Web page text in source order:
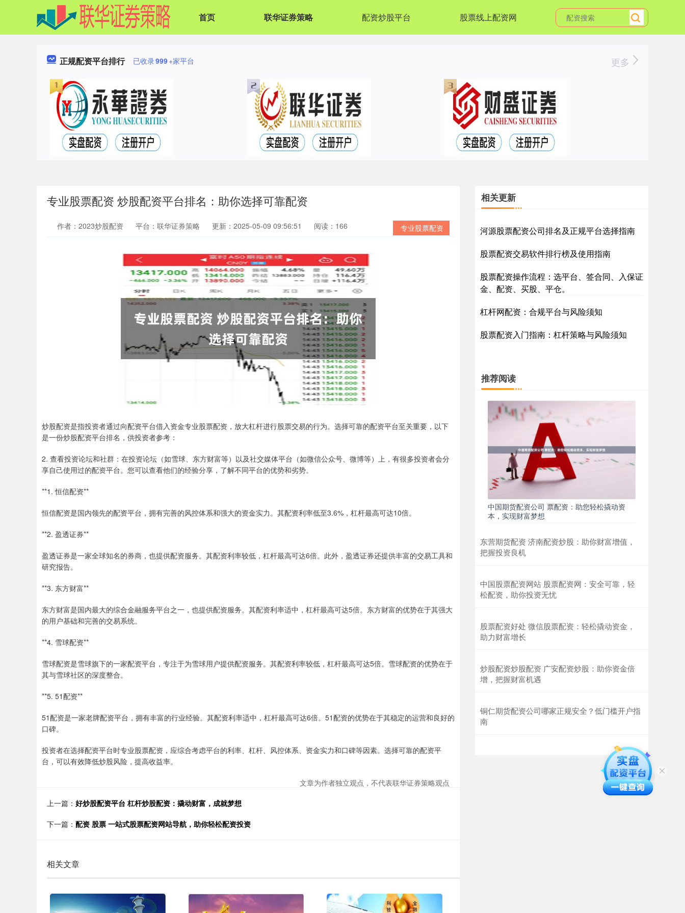
首页 联华证券策略 配资炒股平台 股票线上配资网
正规配资平台排行 已收录999+家平台 更多
专业股票配资 炒股配资平台排名：助你选择可靠配资
专业股票配资
作者：2023炒股配资 平台：联华证券策略 更新：2025-05-09 09:56:51 阅读：166
炒股配资是指投资者通过向配资平台借入资金专业股票配资，放大杠杆进行股票交易的行为。选择可靠的配资平台至关重要，以下
是一份炒股配资平台排名，供投资者参考：
2. 查看投资论坛和社群：在投资论坛（如雪球、东方财富等）以及社交媒体平台（如微信公众号、微博等）上，有很多投资者会分
享自己使用过的配资平台。您可以查看他们的经验分享，了解不同平台的优势和劣势。
**1. 恒信配资**
恒信配资是国内领先的配资平台，拥有完善的风控体系和强大的资金实力。其配资利率低至3.6%，杠杆最高可达10倍。
**2. 盈透证券**
盈透证券是一家全球知名的券商，也提供配资服务。其配资利率较低，杠杆最高可达6倍。此外，盈透证券还提供丰富的交易工具和
研究报告。
**3. 东方财富**
东方财富是国内最大的综合金融服务平台之一，也提供配资服务。其配资利率适中，杠杆最高可达5倍。东方财富的优势在于其强大
的用户基础和完善的交易系统。
**4. 雪球配资**
雪球配资是雪球旗下的一家配资平台，专注于为雪球用户提供配资服务。其配资利率较低，杠杆最高可达5倍。雪球配资的优势在于
其与雪球社区的深度整合。
**5. 51配资**
51配资是一家老牌配资平台，拥有丰富的行业经验。其配资利率适中，杠杆最高可达6倍。51配资的优势在于其稳定的运营和良好的
口碑。
投资者在选择配资平台时专业股票配资，应综合考虑平台的利率、杠杆、风控体系、资金实力和口碑等因素。选择可靠的配资平
台，可以有效降低炒股风险，提高收益率。
文章为作者独立观点，不代表联华证券策略观点
上一篇： 好炒股配资平台 杠杆炒股配资：撬动财富，成就梦想
下一篇： 配资 股票 一站式股票配资网站导航，助你轻松配资投资
相关文章
相关更新
河源股票配资公司排名及正规平台选择指南
股票配资交易软件排行榜及使用指南
股票配资操作流程：选平台、签合同、入保证
金、配资、买股、平仓。
杠杆网配资：合规平台与风险须知
股票配资入门指南：杠杆策略与风险须知
推荐阅读
中国期货配资公司 票配资：助您轻松撬动资
本，实现财富梦想
东营期货配资 济南配资炒股：助你财富增值，
把握投资良机
中国股票配资网站 股票配资网：安全可靠，轻
松配资，助你投资无忧
股票配资好处 微信股票配资：轻松撬动资金，
助力财富增长
炒股配资炒股配资 广安配资炒股：助你资金倍
增，把握财富机遇
铜仁期货配资公司哪家正规安全？低门槛开户指
南